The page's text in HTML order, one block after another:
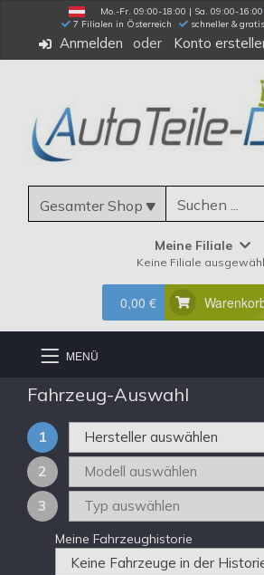
Mo.-Fr. 09:00-18:00 | Sa. 09:00-16:00
7 Filialen in Österreich
schneller &
Anmelden Konto
Gesamter Shop
Meine Filiale
Keine Filiale
0,00 €
MENÜ
Fahrzeug-Auswahl
1
2
3
Meine Fahrzeughistorie